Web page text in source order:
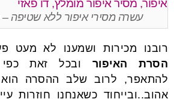
עשרה מסירי איפור ללא שטיפה –
רובנו מכירות ושמענו לא מעט
הסרת האיפור ובכל זאת כפי
להתאפר, לרוב שלב ההסרה
אהוב..ובייחוד כשאנחנו חוזרות